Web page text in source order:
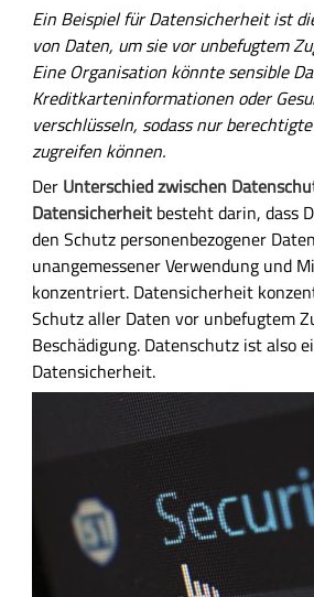
Ein Beispiel für Datensicherheit ist
von Daten, um sie vor unbefugtem
Eine Organisation könnte sensible
Kreditkarteninformationen oder
verschlüsseln, sodass nur
zugreifen können.
Der Unterschied zwischen
Datensicherheit besteht darin, dass
den Schutz personenbezogener
unangemessener Verwendung und
konzentriert. Datensicherheit
Schutz aller Daten vor unbefugtem
Beschädigung. Datenschutz ist also
Datensicherheit.